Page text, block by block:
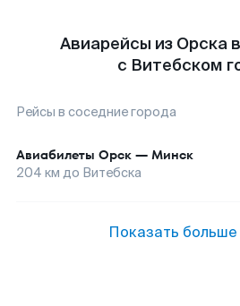
Авиарейсы из Орска
с Витебском
Рейсы в соседние города
Авиабилеты Орск — Минск
204 км до Витебска
Показать больше